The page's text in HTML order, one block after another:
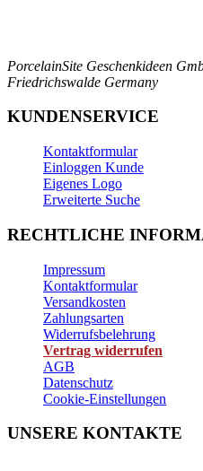
PorcelainSite Geschenkideen
Friedrichswalde Germany
KUNDENSERVICE
Kontaktformular
Einloggen Kunde
Eigenes Logo
Erweiterte Suche
RECHTLICHE
Impressum
Kontaktformular
Versandkosten
Zahlungsarten
Widerrufsbelehrung
Vertrag widerrufen
AGB
Datenschutz
Cookie-Einstellungen
UNSERE KONTAKTE